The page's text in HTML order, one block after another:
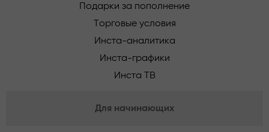
Подарки за пополнение
Торговые условия
Инста-аналитика
Инста-графики
Инста ТВ
Для начинающих